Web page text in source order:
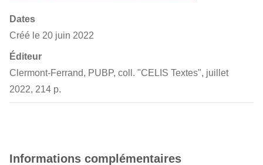
Dates
Créé le 20 juin 2022
Éditeur
Clermont-Ferrand, PUBP, coll. "CELIS Textes", juillet
2022, 214 p.
Informations complémentaires